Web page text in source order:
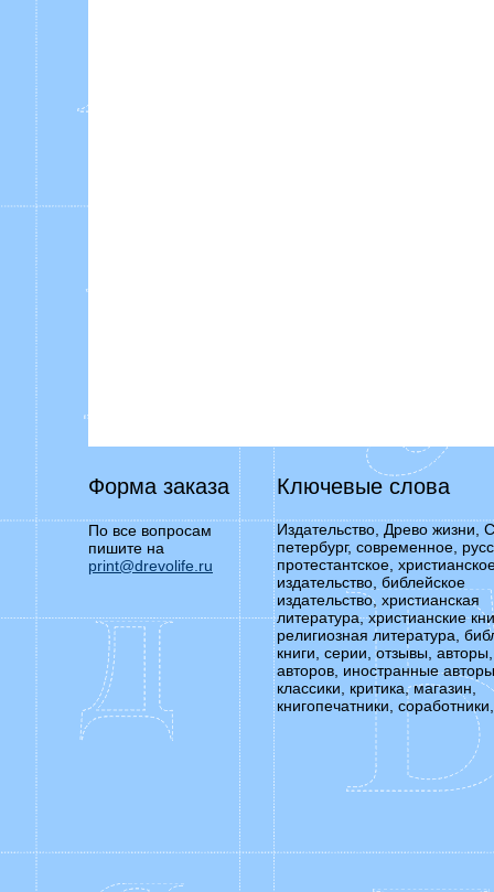
Форма заказа
По все вопросам
пишите на
print@drevolife.ru
Ключевые слова
Издательство, Древо жизни,
петербург, современное,
протестантское,
издательство, библейское
издательство, христианская
литература, христианские
религиозная литература,
книги, серии, отзывы,
авторов, иностранные
классики, критика, магазин,
книгопечатники,